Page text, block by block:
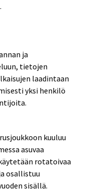
ja
tietojen
laadintaan
yksi henkilö
kuuluu
asuvaa
rotatoivaa
osallistuu
sisällä.